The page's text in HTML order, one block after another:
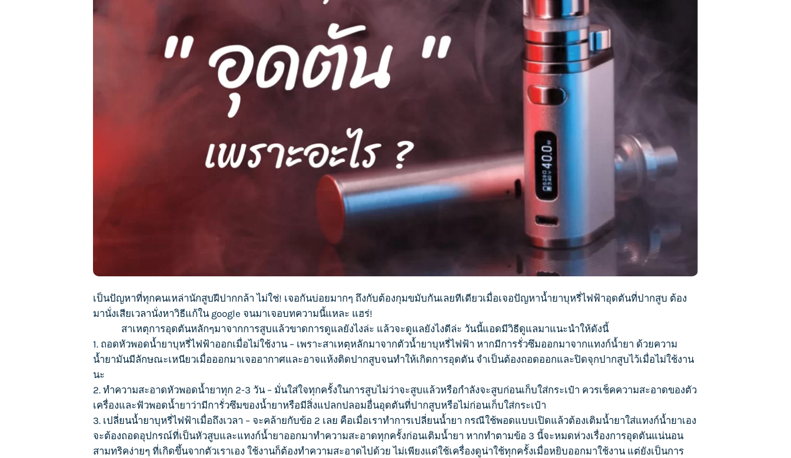
เป็นปัญหาที่ทุกคนเหล่านักสูบฝีปากกล้า ไม่ใช่! เจอกันบ่อยมากๆ ถึงกับต้องกุมขมับกันเลยทีเดียวเมื่อเจอปัญหาน้ำยาบุหรี่ไฟฟ้าอุดตันที่ปากสูบ ต้อง
มานั่งเสียเวลานั่งหาวิธีแก้ใน google จนมาเจอบทความนี้แหละ แฮร่!
สาเหตุการอุดตันหลักๆมาจากการสูบแล้วขาดการดูแลยังไงล่ะ แล้วจะดูแลยังไงดีล่ะ วันนี้แอดมีวิธีดูแลมาแนะนำให้ดังนี้
1. ถอดหัวพอดน้ำยาบุหรี่ไฟฟ้าออกเมื่อไม่ใช้งาน – เพราะสาเหตุหลักมาจากตัวน้ำยาบุหรี่ไฟฟ้า หากมีการรั่วซึมออกมาจากแทงก์น้ำยา ด้วยความ
น้ำยามันมีลักษณะเหนียวเมื่อออกมาเจออากาศและอาจแห้งติดปากสูบจนทำให้เกิดการอุดตัน จำเป็นต้องถอดออกและปิดจุกปากสูบไว้เมื่อไม่ใช้งาน
นะ
2. ทำความสะอาดหัวพอดน้ำยาทุก 2-3 วัน – มั่นใส่ใจทุกครั้งในการสูบไม่ว่าจะสูบแล้วหรือกำลังจะสูบก่อนเก็บใส่กระเป๋า ควรเช็คความสะอาดของตัว
เครื่องและฟัวพอดน้ำยาว่ามีการั่วซึมของน้ำยาหรือมีสิ่งแปลกปลอมอื่นอุดตันที่ปากสูบหรือไม่ก่อนเก็บใส่กระเป๋า
3. เปลี่ยนน้ำยาบุหรี่ไฟฟ้าเมื่อถึงเวลา – จะคล้ายกับข้อ 2 เลย คือเมื่อเราทำการเปลี่ยนน้ำยา กรณีใช้พอดแบบเปิดแล้วต้องเติมน้ำยาใส่แทงก์น้ำยาเอง
จะต้องถอดอุปกรณ์ที่เป็นหัวสูบและแทงก์น้ำยาออกมาทำความสะอาดทุกครั้งก่อนเติมน้ำยา หากทำตามข้อ 3 นี้จะหมดห่วงเรื่องการอุดตันแน่นอน
สามทริคง่ายๆ ที่เกิดขึ้นจากตัวเราเอง ใช้งานก็ต้องทำความสะอาดไปด้วย ไม่เพียงแต่ใช้เครื่องดูน่าใช้ทุกครั้งเมื่อหยิบออกมาใช้งาน แต่ยังเป็นการ